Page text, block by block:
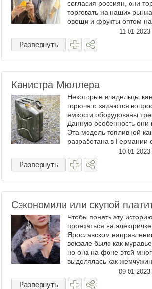
согласия россиян, они
торговать на наших
овощи и фрукты оптом на
южных товарищей
поставщикам, скупают
11-01-2023
Развернуть
Канистра Мюллера
Некоторые владельцы
горючего задаются
емкости оборудованы
Данную особенность они
Эта модель топливной
разработана в Германии
Второй мировой войной
Вермахта, и три ручки
...
10-01-2023
Развернуть
Сэкономили или скупой
Чтобы понять эту
проехаться на
Ярославском
вокзале было как
но она на фоне этой
выделялась как
камней. Шикарная, до
невиданного зверя,
09-01-2023
Развернуть